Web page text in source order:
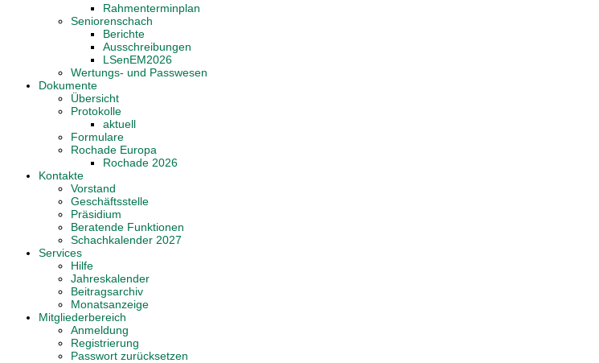
Rahmenterminplan
Seniorenschach
Berichte
Ausschreibungen
LSenEM2026
Wertungs- und Passwesen
Dokumente
Übersicht
Protokolle
aktuell
Formulare
Rochade Europa
Rochade 2026
Kontakte
Vorstand
Geschäftsstelle
Präsidium
Beratende Funktionen
Schachkalender 2027
Services
Hilfe
Jahreskalender
Beitragsarchiv
Monatsanzeige
Mitgliederbereich
Anmeldung
Registrierung
Passwort zurücksetzen